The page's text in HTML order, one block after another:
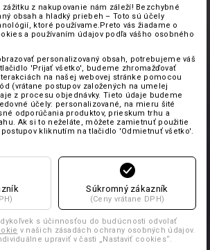
z nakupovanie nám záleží! Bezchybné
obsah a hladký priebeh – Toto sú účely
ktoré používame.Preto vás žiadame o
a používaním údajov podľa vášho osobného
personalizovaný obsah, potrebujeme váš
'Prijať všetko', budeme zhromažďovať
na našej webovej stránke pomocou
(vrátane postupov založených na umelej
z procesu objednávky. Tieto údaje budeme
účely: personalizované, na mieru šité
odporúčania produktov, prieskum trhu a
Ak si to neželáte, môžete zamietnuť použitie
kliknutím na tlačidlo 'Odmietnuť všetko'.
Súkromný zákazník
(Ceny vrátane DPH)
s účinnosťou do budúcnosti odvolať
v našich zásadách ochrany osobných údajov.
upraviť v časti „Nastaviť cookies“.